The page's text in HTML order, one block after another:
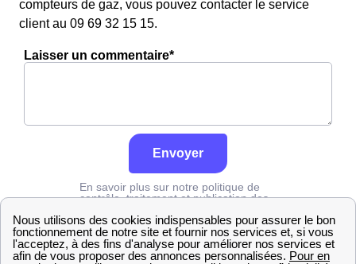
compteurs de gaz, vous pouvez contacter le service
client au 09 69 32 15 15.
Laisser un commentaire*
Envoyer
En savoir plus sur notre politique de
contrôle, traitement et publication des
Engie Pas-de-Calais Coyecques